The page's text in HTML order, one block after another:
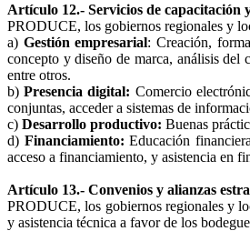
Artículo 12.- Servicios de capacitación
PRODUCE, los gobiernos regionales y
a) Gestión empresarial: Creación,
concepto y diseño de marca, análisis del
entre otros.
b)Presencia digital: Comercio
conjuntas, acceder a sistemas de
c) Desarrollo productivo: Buenas
d) Financiamiento: Educación
acceso a financiamiento, y asistencia en
Artículo 13.- Convenios y alianzas
PRODUCE, los gobiernos regionales y
y asistencia técnica a favor de los